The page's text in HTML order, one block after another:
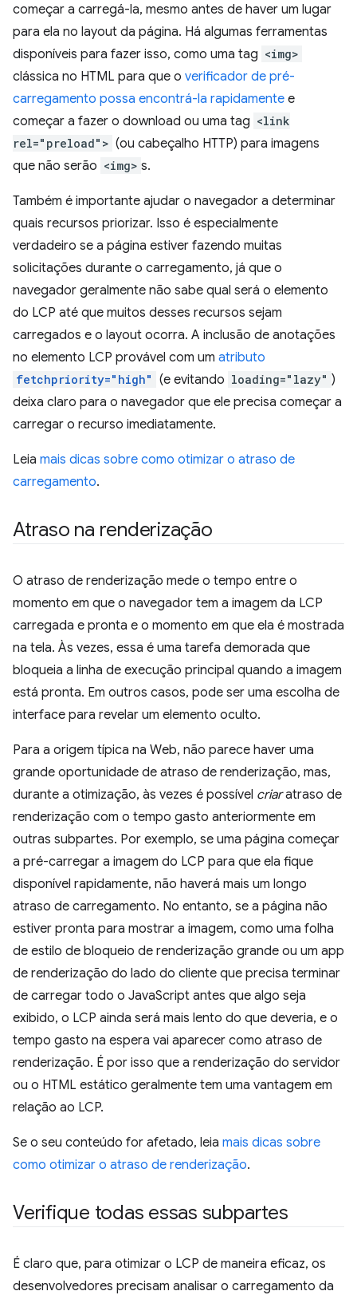
começar a carregá-la, mesmo antes de haver um lugar
para ela no layout da página. Há algumas ferramentas
disponíveis para fazer isso, como uma tag <img>
clássica no HTML para que o verificador de pré-
carregamento possa encontrá-la rapidamente e
começar a fazer o download ou uma tag <link
rel="preload"> (ou cabeçalho HTTP) para imagens
que não serão <img> s.
Também é importante ajudar o navegador a determinar
quais recursos priorizar. Isso é especialmente
verdadeiro se a página estiver fazendo muitas
solicitações durante o carregamento, já que o
navegador geralmente não sabe qual será o elemento
do LCP até que muitos desses recursos sejam
carregados e o layout ocorra. A inclusão de anotações
no elemento LCP provável com um atributo
fetchpriority="high" (e evitando loading="lazy" )
deixa claro para o navegador que ele precisa começar a
carregar o recurso imediatamente.
Leia mais dicas sobre como otimizar o atraso de
carregamento.
Atraso na renderização
O atraso de renderização mede o tempo entre o
momento em que o navegador tem a imagem da LCP
carregada e pronta e o momento em que ela é mostrada
na tela. Às vezes, essa é uma tarefa demorada que
bloqueia a linha de execução principal quando a imagem
está pronta. Em outros casos, pode ser uma escolha de
interface para revelar um elemento oculto.
Para a origem típica na Web, não parece haver uma
grande oportunidade de atraso de renderização, mas,
durante a otimização, às vezes é possível criaratraso de
renderização com o tempo gasto anteriormente em
outras subpartes. Por exemplo, se uma página começar
a pré-carregar a imagem do LCP para que ela fique
disponível rapidamente, não haverá mais um longo
atraso de carregamento. No entanto, se a página não
estiver pronta para mostrar a imagem, como uma folha
de estilo de bloqueio de renderização grande ou um app
de renderização do lado do cliente que precisa terminar
de carregar todo o JavaScript antes que algo seja
exibido, o LCP ainda será mais lento do que deveria, e o
tempo gasto na espera vai aparecer como atraso de
renderização. É por isso que a renderização do servidor
ou o HTML estático geralmente tem uma vantagem em
relação ao LCP.
Se o seu conteúdo for afetado, leia mais dicas sobre
como otimizar o atraso de renderização.
Verifique todas essas subpartes
É claro que, para otimizar o LCP de maneira eficaz, os
desenvolvedores precisam analisar o carregamento da